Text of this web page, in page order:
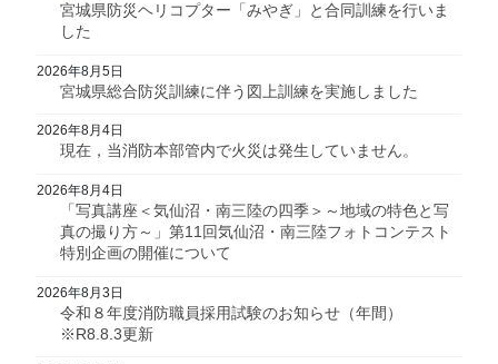
宮城県防災ヘリコプター「みやぎ」と合同訓練を行いま
した
宮城県総合防災訓練に伴う図上訓練を実施しました
2026年8月5日
現在，当消防本部管内で火災は発生していません。
2026年8月4日
「写真講座＜気仙沼・南三陸の四季＞～地域の特色と写
真の撮り方～」第11回気仙沼・南三陸フォトコンテスト
特別企画の開催について
2026年8月4日
令和８年度消防職員採用試験のお知らせ（年間）
※R8.8.3更新
2026年8月3日